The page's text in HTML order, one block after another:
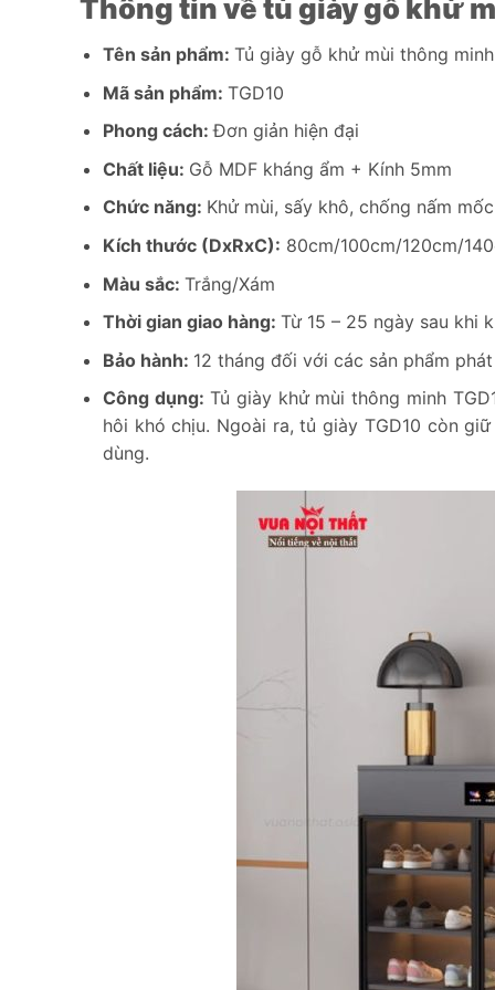
Thông tin về tủ giày gỗ khử
Tên sản phẩm: Tủ giày gỗ khử mùi thông minh
Mã sản phẩm: TGD10
Phong cách:Đơn giản hiện đại
Chất liệu: Gỗ MDF kháng ẩm + Kính 5mm
Chức năng: Khử mùi, sấy khô, chống nấm
Kích thước (DxRxC): 80cm/100cm/120cm/
Màu sắc: Trắng/Xám
Thời gian giao hàng: Từ 15 – 25 ngày sau khi
Bảo hành: 12 tháng đối với các sản phẩm
Công dụng: Tủ giày khử mùi thông minh
hôi khó chịu. Ngoài ra, tủ giày TGD10 còn
dùng.